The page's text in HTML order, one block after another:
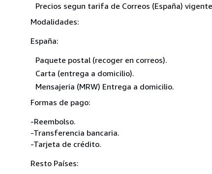
Precios segun tarifa de Correos (España)
Modalidades:
España:
Paquete postal (recoger en correos).
Carta (entrega a domicilio).
Mensajeria (MRW) Entrega a domicilio.
Formas de pago:
-Reembolso.
-Transferencia bancaria.
-Tarjeta de crédito.
Resto Países: